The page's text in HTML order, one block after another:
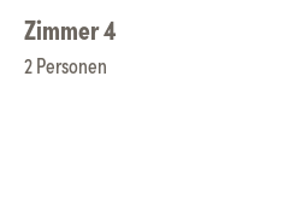
Zimmer 4
2 Personen